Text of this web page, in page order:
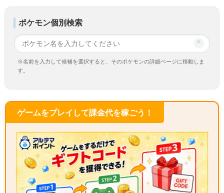
ポケモン個別検索
×
※名前を入力して候補を選択すると、そのポケモンの詳細ページに移動しま
す。
ゲームをプレイして課金代を稼ごう！